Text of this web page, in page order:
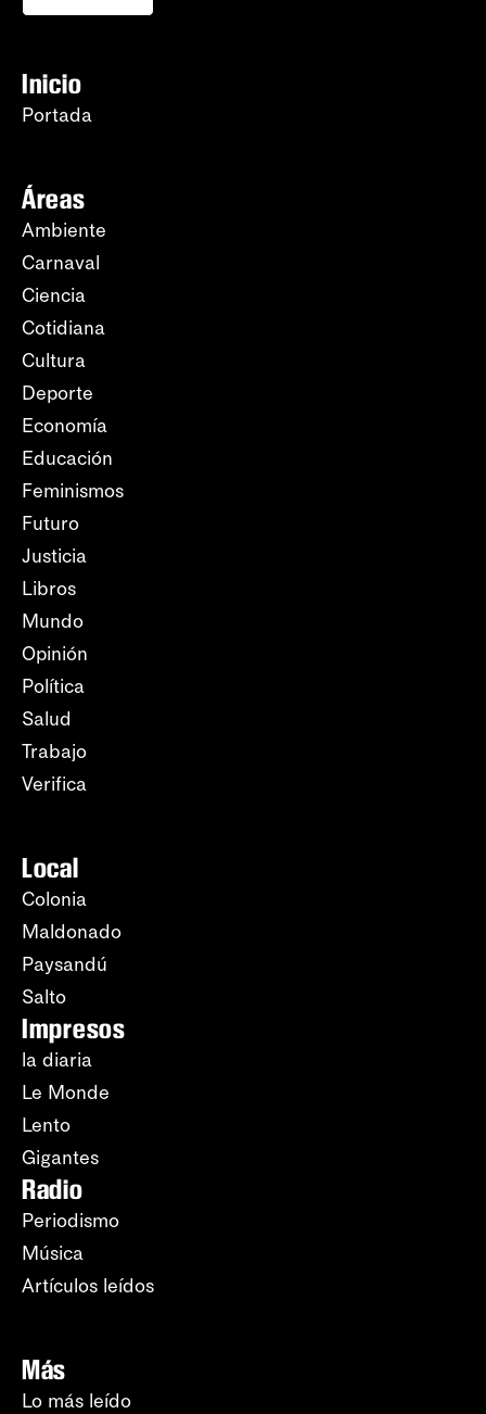
Inicio
Portada
Áreas
Ambiente
Carnaval
Ciencia
Cotidiana
Cultura
Deporte
Economía
Educación
Feminismos
Futuro
Justicia
Libros
Mundo
Opinión
Política
Salud
Trabajo
Verifica
Local
Colonia
Maldonado
Paysandú
Salto
Impresos
la diaria
Le Monde
Lento
Gigantes
Radio
Periodismo
Música
Artículos leídos
Más
Lo más leído